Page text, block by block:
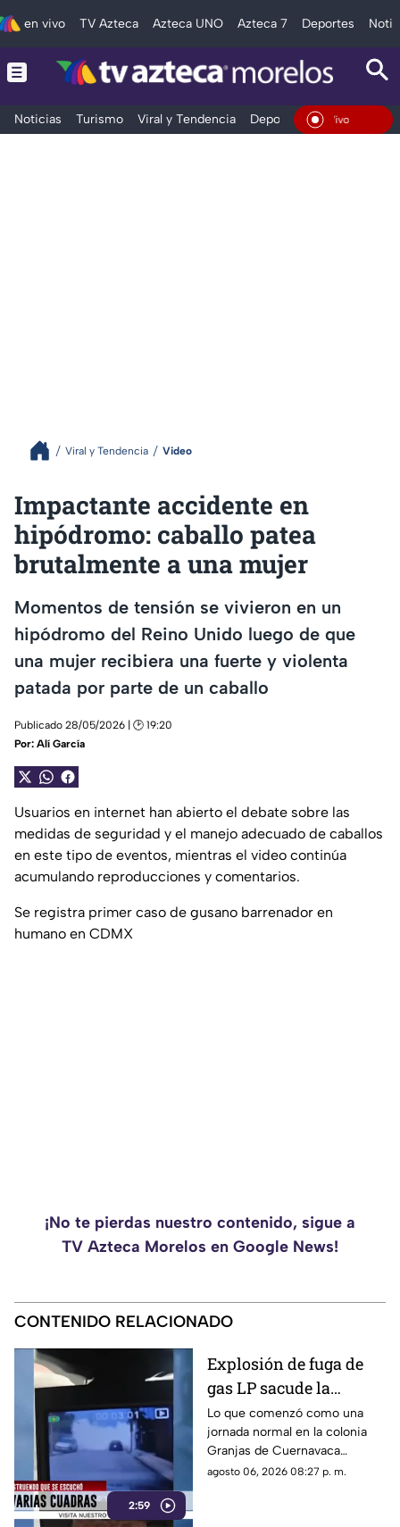
en vivo TV Azteca Azteca UNO Azteca 7 Deportes
Noticias Turismo Viral y Tendencia Deportes Espectáculos
En Vivo
Viral y Tendencia Video
Impactante accidente en
hipódromo: caballo patea
brutalmente a una mujer
Momentos de tensión se vivieron en un
hipódromo del Reino Unido luego de que
una mujer recibiera una fuerte y violenta
patada por parte de un caballo
Publicado 28/05/2026 | 🕑 19:20
Por: Alí García
Usuarios en internet han abierto el debate sobre las
medidas de seguridad y el manejo adecuado de caballos
en este tipo de eventos, mientras el video continúa
acumulando reproducciones y comentarios.
Se registra primer caso de gusano barrenador en
humano en CDMX
¡No te pierdas nuestro contenido, sigue a
TV Azteca Morelos en Google News!
CONTENIDO RELACIONADO
2:59
Explosión de fuga de
gas LP sacude la
colonia Las Granjas
Lo que comenzó como una
jornada normal en la colonia
Granjas de Cuernavaca
terminó en una movilización
agosto 06, 2026 08:27 p. m.